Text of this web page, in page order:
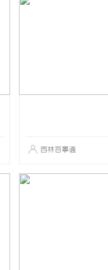
西林百事通